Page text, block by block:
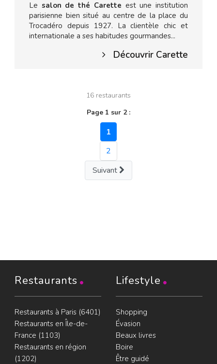
Le salon de thé Carette est une institution
parisienne bien situé au centre de la place du
Trocadéro depuis 1927. La clientèle chic et
internationale a ses habitudes gourmandes...
Découvrir Carette
16 restaurants
Page 1 sur 2 :
1
2
Suivant
Restaurants
Restaurants à Paris (6401)
Restaurants en Île-de-
France (1103)
Restaurants en région
(1202)
Lifestyle
Shopping
Évasion
Beaux livres
Boire
Être guidé